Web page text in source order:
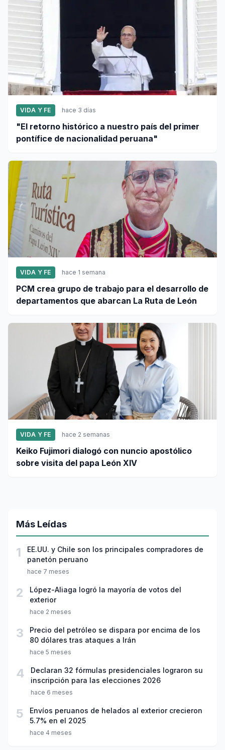
VIDA Y FE hace 3 días
"El retorno histórico a nuestro país del primer
pontífice de nacionalidad peruana"
VIDA Y FE hace 1 semana
PCM crea grupo de trabajo para el desarrollo de
departamentos que abarcan La Ruta de León
VIDA Y FE hace 2 semanas
Keiko Fujimori dialogó con nuncio apostólico
sobre visita del papa León XIV
Más Leídas
1
EE.UU. y Chile son los principales compradores de
panetón peruano
hace 7 meses
2
López-Aliaga logró la mayoría de votos del
exterior
hace 2 meses
3
Precio del petróleo se dispara por encima de los
80 dólares tras ataques a Irán
hace 5 meses
4
Declaran 32 fórmulas presidenciales lograron su
inscripción para las elecciones 2026
hace 6 meses
5
Envíos peruanos de helados al exterior crecieron
5.7% en el 2025
hace 4 meses